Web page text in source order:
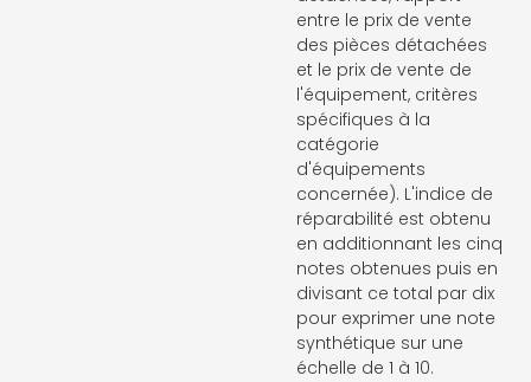
entre le prix de vente
des pièces détachées
et le prix de vente de
l'équipement, critères
spécifiques à la
catégorie
d'équipements
concernée). L'indice de
réparabilité est obtenu
en additionnant les cinq
notes obtenues puis en
divisant ce total par dix
pour exprimer une note
synthétique sur une
échelle de 1 à 10.